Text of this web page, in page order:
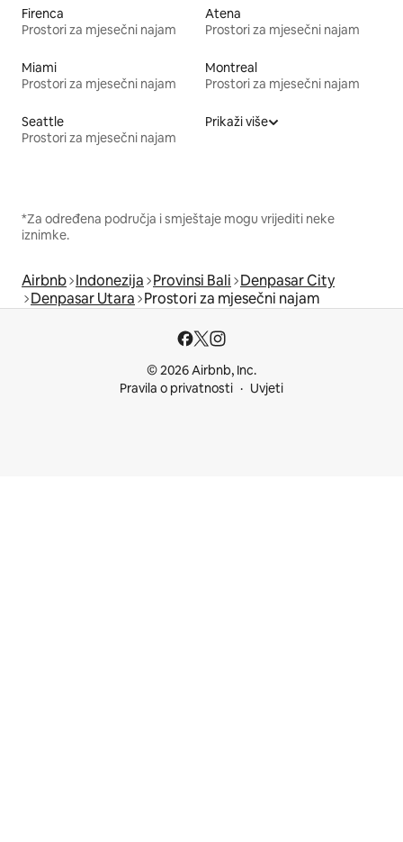
Firenca
Prostori za mjesečni najam
Atena
Prostori za mjesečni najam
Miami
Prostori za mjesečni najam
Montreal
Prostori za mjesečni najam
Seattle
Prostori za mjesečni najam
Prikaži više
*Za određena područja i smještaje mogu vrijediti neke
iznimke.
Airbnb Indonezija Provinsi Bali Denpasar City
Denpasar Utara Prostori za mjesečni najam
© 2026 Airbnb, Inc.
Pravila o privatnosti
Uvjeti